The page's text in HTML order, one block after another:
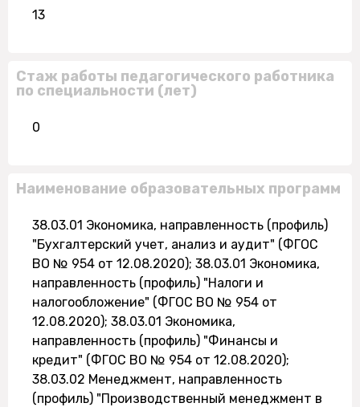
13
Стаж работы педагогического работника
по специальности (лет)
0
Наименование образовательных программ
38.03.01 Экономика, направленность (профиль)
"Бухгалтерский учет, анализ и аудит" (ФГОС
ВО № 954 от 12.08.2020); 38.03.01 Экономика,
направленность (профиль) "Налоги и
налогообложение" (ФГОС ВО № 954 от
12.08.2020); 38.03.01 Экономика,
направленность (профиль) "Финансы и
кредит" (ФГОС ВО № 954 от 12.08.2020);
38.03.02 Менеджмент, направленность
(профиль) "Производственный менеджмент в